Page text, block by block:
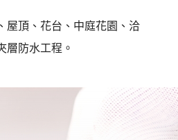
屋頂、花台、中庭花園、洽
層防水工程。